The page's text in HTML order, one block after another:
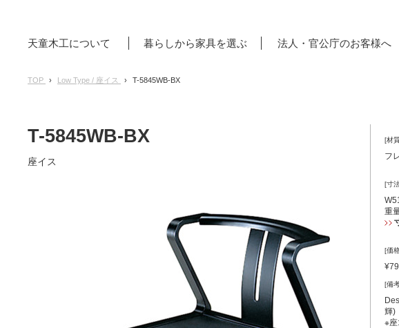
天童木工について 暮らしから家具を選ぶ 法人・官公庁のお客様へ
TOP Low Type / 座イス T-5845WB-BX
T-5845WB-BX
座イス
[材
フ
[寸
重
[価
[備
輝)
※座